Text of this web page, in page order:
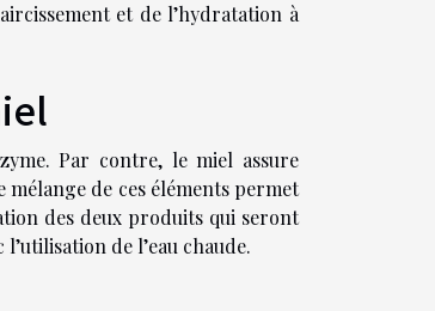
et de l’hydratation à
Par contre, le miel assure
mélange de ces éléments permet
des deux produits qui seront
de l’eau chaude.